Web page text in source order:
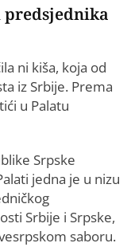
predsjednika
ni kiša, koja od
iz Srbije. Prema
u Palatu
Srpske
jedna je u nizu
Srbije i Srpske,
saboru.